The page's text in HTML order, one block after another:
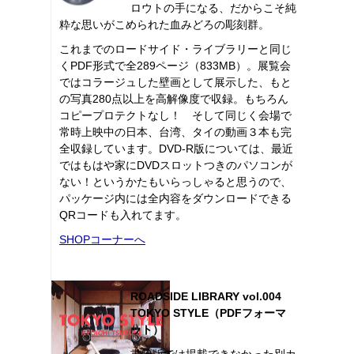
ロウトの手になる、だからこそ純
粋な思いがこめられた血みどろの彫刻群。
これまでのロードサイド・ライブラリーと同じ
くPDF形式で全289ページ（833MB）。展覧会
ではコラージュした壁画として展示した、もと
の写真280点以上を高解像度で収録。もちろん
コピープロテクトなし！ そして同じく会場で
常時上映中の日本、台湾、タイの動画３本も完
全収録しています。DVD-R版については、最近
ではもはや家にDVDスロットつきのパソコンが
ない！というかたもいらっしゃると思うので、
パッケージ内には全内容をダウンロードできる
QRコードも入れてます。
SHOPコーナーへ
ROADSIDE LIBRARY vol.004
TOKYO STYLE（PDFフォーマ
ット）